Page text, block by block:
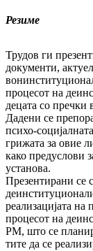
Резиме
Трудов ги
документи,
процесот на
децата сo пречки
Дадени се
психо-
грижата за овие
како предус­ло­ви
установа.
Презентирани се
реали­за­ци­ја­та на
процесот на
РМ, што се
тите да се